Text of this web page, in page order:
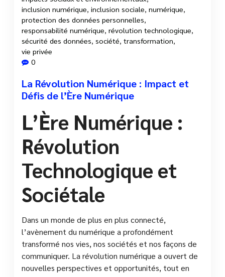
inclusion numérique, inclusion sociale, numérique,
protection des données personnelles,
responsabilité numérique, révolution technologique,
sécurité des données, société, transformation,
vie privée
0
La Révolution Numérique : Impact et
Défis de l’Ère Numérique
L’Ère Numérique :
Révolution
Technologique et
Sociétale
Dans un monde de plus en plus connecté,
l’avènement du numérique a profondément
transformé nos vies, nos sociétés et nos façons de
communiquer. La révolution numérique a ouvert de
nouvelles perspectives et opportunités, tout en